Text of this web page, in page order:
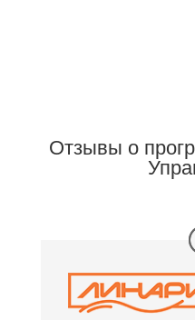
Отзывы о